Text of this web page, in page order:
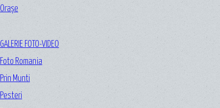
Oraşe
GALERIE FOTO-VIDEO
Foto Romania
Prin Munti
Pesteri